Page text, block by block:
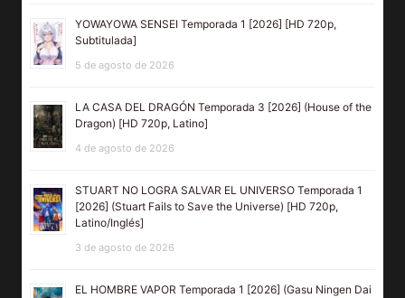
YOWAYOWA SENSEI Temporada 1 [2026] [HD 720p,
Subtitulada]
5 de agosto de 2026
LA CASA DEL DRAGÓN Temporada 3 [2026] (House of the
Dragon) [HD 720p, Latino]
4 de agosto de 2026
STUART NO LOGRA SALVAR EL UNIVERSO Temporada 1
[2026] (Stuart Fails to Save the Universe) [HD 720p,
Latino/Inglés]
3 de agosto de 2026
EL HOMBRE VAPOR Temporada 1 [2026] (Gasu Ningen Dai